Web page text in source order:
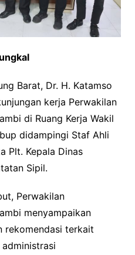
Barat, Dr. H. Katamso
kerja Perwakilan
di Ruang Kerja Wakil
didampingi Staf Ahli
Plt. Kepala Dinas
Sipil.
Perwakilan
menyampaikan
rekomendasi terkait